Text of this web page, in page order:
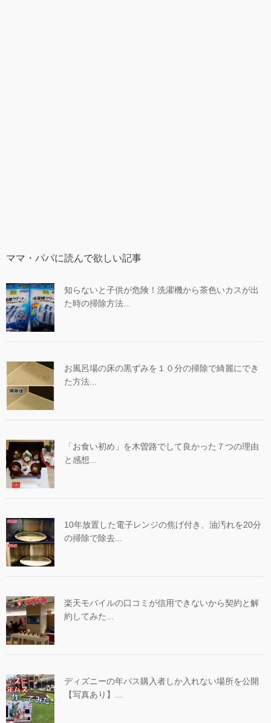
ママ・パパに読んで欲しい記事
知らないと子供が危険！洗濯機から茶色いカスが出
た時の掃除方法...
お風呂場の床の黒ずみを１０分の掃除で綺麗にでき
た方法...
「お食い初め」を木曽路でして良かった７つの理由
と感想...
10年放置した電子レンジの焦げ付き、油汚れを20分
の掃除で除去...
楽天モバイルの口コミが信用できないから契約と解
約してみた...
ディズニーの年パス購入者しか入れない場所を公開
【写真あり】...